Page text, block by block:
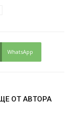
WhatsApp
ОТ АВТОРА